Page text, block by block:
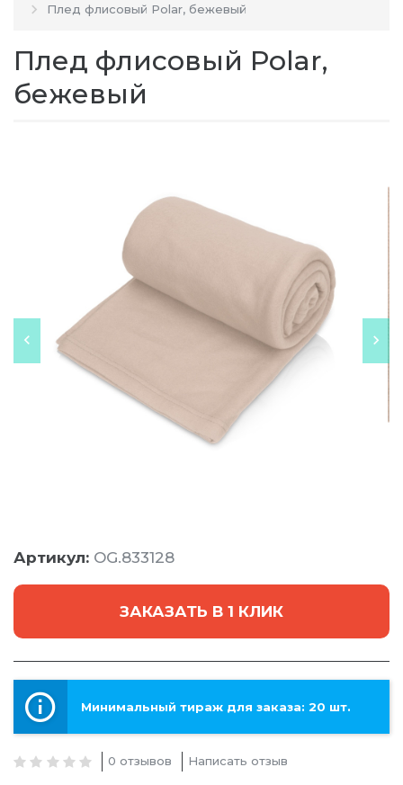
Плед флисовый Polar, бежевый
Плед флисовый Polar,
бежевый
Артикул: OG.833128
ЗАКАЗАТЬ В 1 КЛИК
Минимальный тираж для заказа: 20 шт.
0 отзывов Написать отзыв